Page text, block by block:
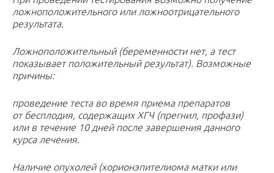
ложноположительного или ложноотрицательного
результата.
Ложноположительный (беременности нет, а тест
показывает положительный результат). Возможные
причины:
проведение теста во время приема препаратов
от бесплодия, содержащих ХГЧ (прегнил, профази)
или в течение 10 дней после завершения данного
курса лечения.
Наличие опухолей (хорионэпителиома матки или